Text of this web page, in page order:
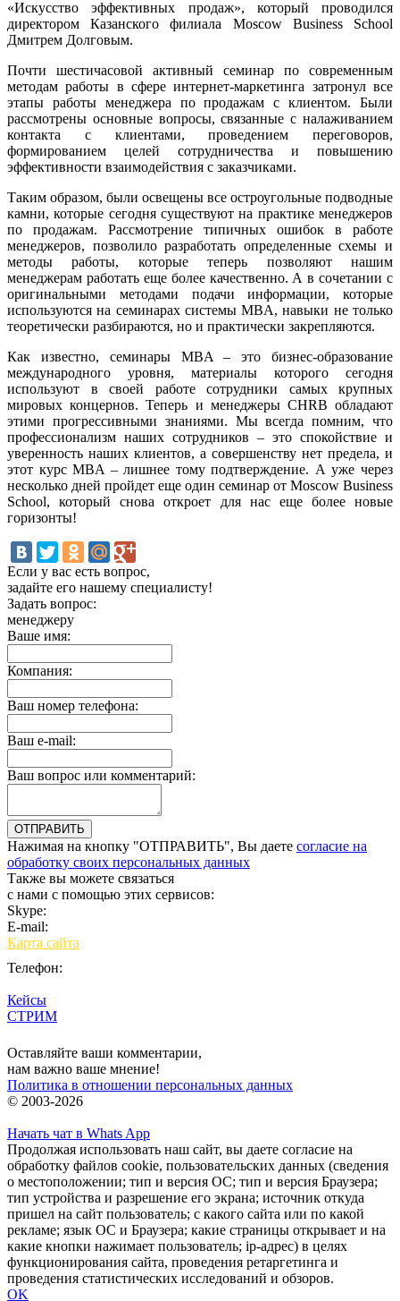
«Искусство эффективных продаж», который проводился
директором Казанского филиала Moscow Business School
Дмитрем Долговым.
Почти шестичасовой активный семинар по современным
методам работы в сфере интернет-маркетинга затронул все
этапы работы менеджера по продажам с клиентом. Были
рассмотрены основные вопросы, связанные с налаживанием
контакта с клиентами, проведением переговоров,
формированием целей сотрудничества и повышению
эффективности взаимодействия с заказчиками.
Таким образом, были освещены все остроугольные подводные
камни, которые сегодня существуют на практике менеджеров
по продажам. Рассмотрение типичных ошибок в работе
менеджеров, позволило разработать определенные схемы и
методы работы, которые теперь позволяют нашим
менеджерам работать еще более качественно. А в сочетании с
оригинальными методами подачи информации, которые
используются на семинарах системы MBA, навыки не только
теоретически разбираются, но и практически закрепляются.
Как известно, семинары MBA – это бизнес-образование
международного уровня, материалы которого сегодня
используют в своей работе сотрудники самых крупных
мировых концернов. Теперь и менеджеры CHRB обладают
этими прогрессивными знаниями. Мы всегда помним, что
профессионализм наших сотрудников – это спокойствие и
уверенность наших клиентов, а совершенству нет предела, и
этот курс MBA – лишнее тому подтверждение. А уже через
несколько дней пройдет еще один семинар от Moscow Business
School, который снова откроет для нас еще более новые
горизонты!
Если у вас есть вопрос,
задайте его нашему специалисту!
Задать вопрос:
менеджеру
Ваше имя:
Компания:
Ваш номер телефона:
Ваш e-mail:
Ваш вопрос или комментарий:
Нажимая на кнопку "ОТПРАВИТЬ", Вы даете согласие на
обработку своих персональных данных
Также вы можете связаться
с нами с помощью этих сервисов:
Skype:
E-mail:
Карта сайта
Телефон:
Кейсы
СТРИМ
Оставляйте ваши комментарии,
нам важно ваше мнение!
Политика в отношении персональных данных
© 2003-2026
Начать чат в Whats App
Продолжая использовать наш сайт, вы даете согласие на
обработку файлов cookie, пользовательских данных (сведения
о местоположении; тип и версия ОС; тип и версия Браузера;
тип устройства и разрешение его экрана; источник откуда
пришел на сайт пользователь; с какого сайта или по какой
рекламе; язык ОС и Браузера; какие страницы открывает и на
какие кнопки нажимает пользователь; ip-адрес) в целях
функционирования сайта, проведения ретаргетинга и
проведения статистических исследований и обзоров.
OK